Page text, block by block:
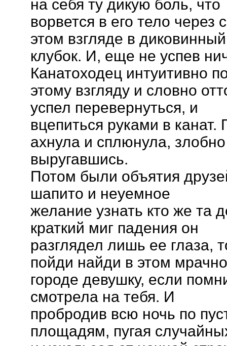
на себя ту дикую боль, что
ворвется в его тело через
этом взгляде в диковинный
клубок. И, еще не успев
Канатоходец интуитивно
этому взгляду и словно
успел перевернуться, и
вцепиться руками в
ахнула и сплюнула, злобно
выругавшись.
Потом были объятия
шапито и неуемное
желание узнать кто же та
краткий миг падения он
разглядел лишь ее глаза,
пойди найди в этом
городе девушку, если
смотрела на тебя. И
пробродив всю ночь по
площадям, пугая